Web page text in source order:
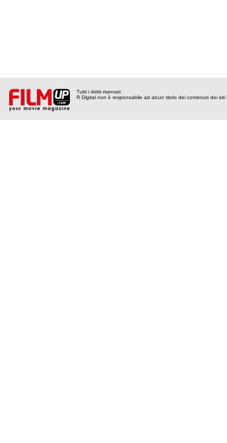
Tutti i diritti riservati
R Digital non è responsabile ad alcun titolo dei contenuti dei siti